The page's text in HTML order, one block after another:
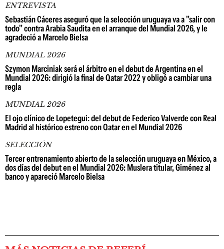
ENTREVISTA
Sebastián Cáceres aseguró que la selección uruguaya va a "salir con
todo" contra Arabia Saudita en el arranque del Mundial 2026, y le
agradeció a Marcelo Bielsa
MUNDIAL 2026
Szymon Marciniak será el árbitro en el debut de Argentina en el
Mundial 2026: dirigió la final de Qatar 2022 y obligó a cambiar una
regla
MUNDIAL 2026
El ojo clínico de Lopetegui: del debut de Federico Valverde con Real
Madrid al histórico estreno con Qatar en el Mundial 2026
SELECCIÓN
Tercer entrenamiento abierto de la selección uruguaya en México, a
dos días del debut en el Mundial 2026: Muslera titular, Giménez al
banco y apareció Marcelo Bielsa